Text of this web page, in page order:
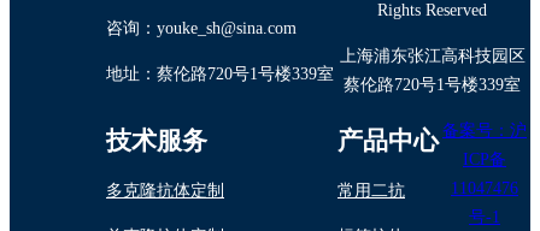
咨询：youke_sh@sina.com
地址：蔡伦路720号1号楼339室
技术服务
多克隆抗体定制
产品中心
常用二抗
Rights Reserved
上海浦东张江高科技园区
蔡伦路720号1号楼339室
备案号：沪
ICP备
11047476
号-1